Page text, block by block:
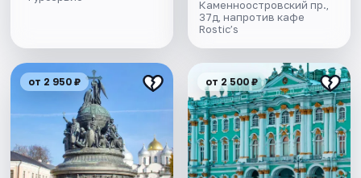
Каменноостровский пр.,
37д, напротив кафе
Rostic’s
от 2 950 ₽ от 2 500 ₽